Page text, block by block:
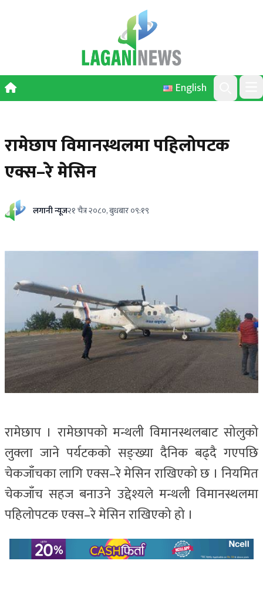
English
Search
रामेछाप विमानस्थलमा पहिलोपटक
एक्स–रे मेसिन
लगानी न्यूज२१ चैत्र २०८०, बुधबार ०९:१९
रामेछाप । रामेछापको मन्थली विमानस्थलबाट सोलुको
लुक्ला जाने पर्यटकको सङ्ख्या दैनिक बढ्दै गएपछि
चेकजाँचका लागि एक्स–रे मेसिन राखिएको छ । नियमित
चेकजाँच सहज बनाउने उद्देश्यले मन्थली विमानस्थलमा
पहिलोपटक एक्स–रे मेसिन राखिएको हो ।